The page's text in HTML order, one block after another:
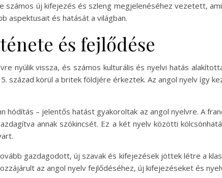
számos új kifejezés és szleng megjelenéséhez vezetett,
aspektusait és hatását a világban.
és fejlődése
nyúlik vissza, és számos kulturális és nyelvi hatás
század körül a britek földjére érkeztek. Az angol nyelv így
hódítás – jelentős hatást gyakoroltak az angol nyelvre. A
annak szókincsét. Ez a két nyelv közötti
gazdagodott, új szavak és kifejezések jöttek létre a
az angol nyelv fejlődéséhez, új kifejezéseket és